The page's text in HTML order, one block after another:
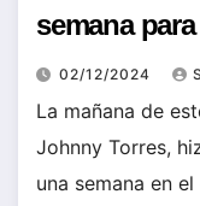
semana
02/12/2024
La mañana de
Johnny Torres,
una semana en